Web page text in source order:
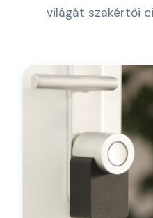
világát szakértői